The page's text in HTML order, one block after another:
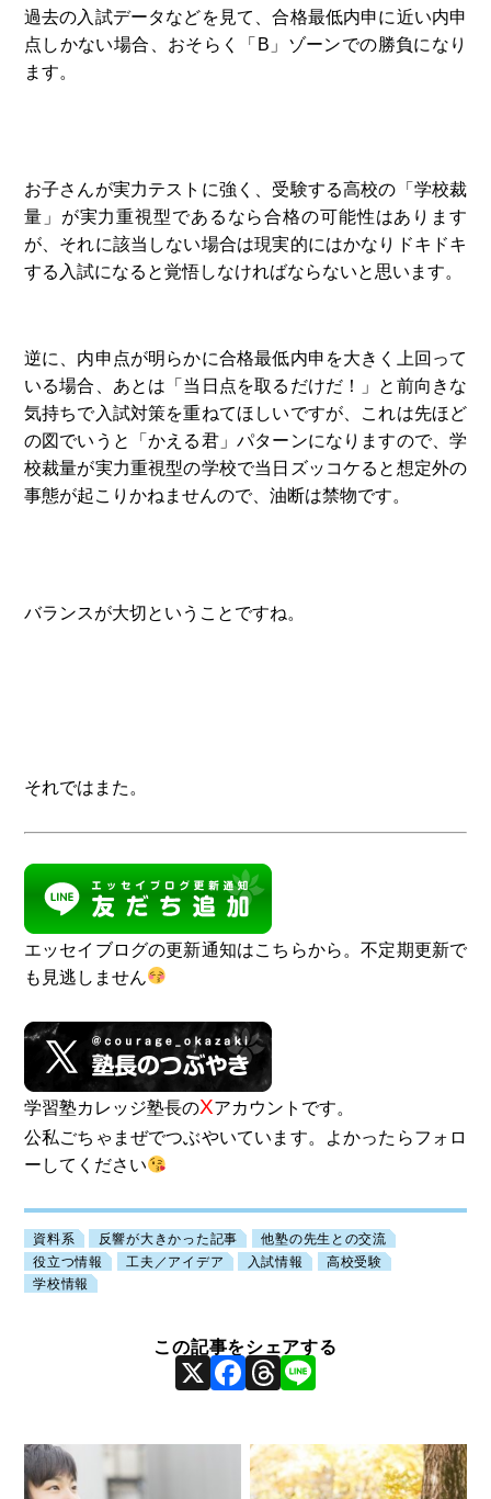
過去の入試データなどを見て、合格最低内申に近い内申
点しかない場合、おそらく「B」ゾーンでの勝負になり
ます。
お子さんが実力テストに強く、受験する高校の「学校裁
量」が実力重視型であるなら合格の可能性はあります
が、それに該当しない場合は現実的にはかなりドキドキ
する入試になると覚悟しなければならないと思います。
逆に、内申点が明らかに合格最低内申を大きく上回って
いる場合、あとは「当日点を取るだけだ！」と前向きな
気持ちで入試対策を重ねてほしいですが、これは先ほど
の図でいうと「かえる君」パターンになりますので、学
校裁量が実力重視型の学校で当日ズッコケると想定外の
事態が起こりかねませんので、油断は禁物です。
バランスが大切ということですね。
それではまた。
エッセイブログの更新通知はこちらから。不定期更新で
も見逃しません
学習塾カレッジ塾長のXアカウントです。
公私ごちゃまぜでつぶやいています。よかったらフォロ
ーしてください
資料系 反響が大きかった記事
他塾の先生との交流
役立つ情報
工夫／アイデア 入試情報
高校受験
学校情報
X Facebook
Threads
Line